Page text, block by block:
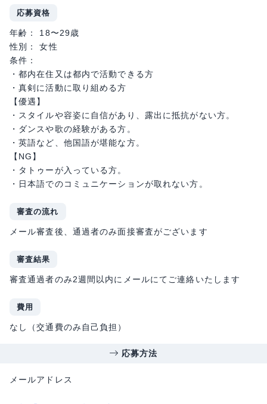
応募資格
年齢： 18〜29歳
性別： 女性
条件：
・都内在住又は都内で活動できる方
・真剣に活動に取り組める方
【優遇】
・スタイルや容姿に自信があり、露出に抵抗がない方。
・ダンスや歌の経験がある方。
・英語など、他国語が堪能な方。
【NG】
・タトゥーが入っている方。
・日本語でのコミュニケーションが取れない方。
審査の流れ
メール審査後、通過者のみ面接審査がございます
審査結果
審査通過者のみ2週間以内にメールにてご連絡いたします
費用
なし（交通費のみ自己負担）
応募方法
メールアドレス